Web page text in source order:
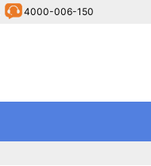
4000-006-150